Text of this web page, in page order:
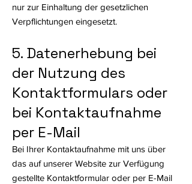
nur zur Einhaltung der gesetzlichen
Verpflichtungen eingesetzt.
5. Datenerhebung bei
der Nutzung des
Kontaktformulars oder
bei Kontaktaufnahme
per E-Mail
Bei Ihrer Kontaktaufnahme mit uns über
das auf unserer Website zur Verfügung
gestellte Kontaktformular oder per E-Mail